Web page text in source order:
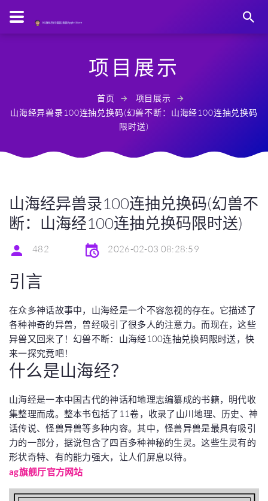
项目展示
首页
项目展示
山海经异兽录100连抽兑换码(幻兽不断：山海经100连抽兑换码
限时送)
山海经异兽录100连抽兑换码(幻兽不
断：山海经100连抽兑换码限时送)
482 2026-02-03 08:28:59
引言
在众多神话故事中，山海经是一个不容忽视的存在。它描述了
各种神奇的异兽，曾经吸引了很多人的注意力。而现在，这些
异兽又回来了！幻兽不断：山海经100连抽兑换码限时送，快
来一探究竟吧！
什么是山海经？
山海经是一本中国古代的神话和地理志编纂成的书籍，明代收
集整理而成。整本书包括了11卷，收录了山川地理、历史、神
话传说、怪兽异兽等多种内容。其中，怪兽异兽是最具有吸引
力的一部分，据说包含了四百多种神秘的生灵。这些生灵有的
形状奇特、有的能力强大，让人们屏息以待。
ag旗舰厅官方网站